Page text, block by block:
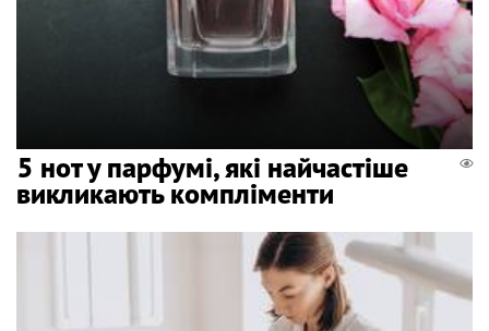
5 нот у парфумі, які найчастіше
викликають компліменти